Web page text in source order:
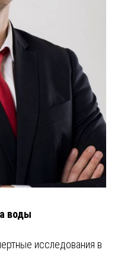
воды
исследования в